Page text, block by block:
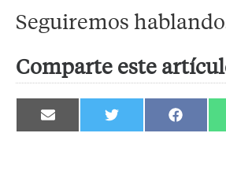
Seguiremos
Comparte este
Compartir
en
Compartir
en
Compartir
en